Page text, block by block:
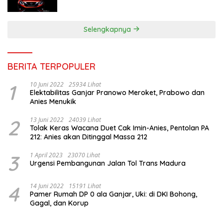
Selengkapnya
BERITA TERPOPULER
1 10 Juni 2022 25934 Lihat
Elektabilitas Ganjar Pranowo Meroket, Prabowo dan
Anies Menukik
2 13 Juni 2022 24039 Lihat
Tolak Keras Wacana Duet Cak Imin-Anies, Pentolan PA
212: Anies akan Ditinggal Massa 212
3 1 April 2023 23070 Lihat
Urgensi Pembangunan Jalan Tol Trans Madura
4 14 Juni 2022 15191 Lihat
Pamer Rumah DP 0 ala Ganjar, Uki: di DKI Bohong,
Gagal, dan Korup